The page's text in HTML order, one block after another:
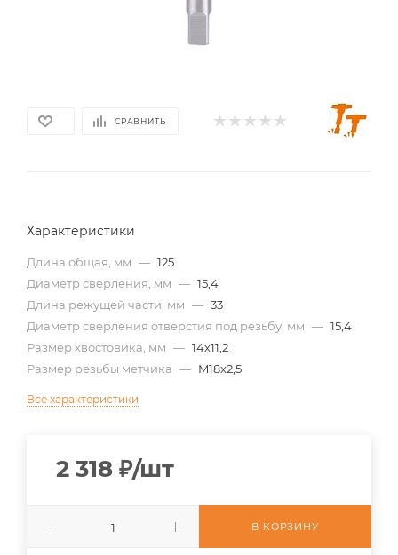
СРАВНИТЬ
Характеристики
Длина общая, мм — 125
Диаметр сверления, мм — 15,4
Длина режущей части, мм — 33
Диаметр сверления отверстия под резьбу, мм — 15,4
Размер хвостовика, мм — 14х11,2
Размер резьбы метчика — M18х2,5
Все характеристики
2 318 ₽/шт
В КОРЗИНУ